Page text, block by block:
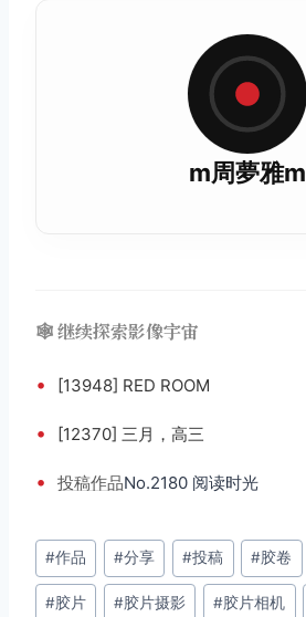
m周夢雅m
🕸️ 继续探索影像宇宙
• [13948] RED ROOM
• [12370] 三月，高三
• 投稿作品No.2180 阅读时光
文
章
标
#作品 #分享 #投稿 #胶卷
#胶片 #胶片摄影 #胶片相机